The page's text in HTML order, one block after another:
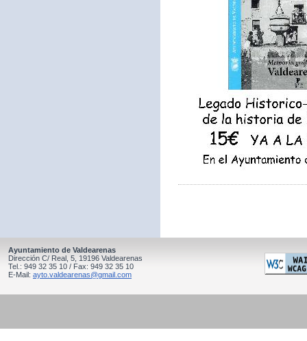
Ayuntamiento de Valdearenas
Dirección C/ Real, 5, 19196 Valdearenas
Tel.: 949 32 35 10 / Fax: 949 32 35 10
E-Mail: ayto.valdearenas@gmail.com